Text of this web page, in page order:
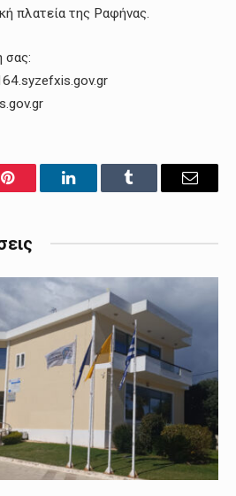
πλατεία της Ραφήνας.
σας:
Pinterest LinkedInTumblr Email